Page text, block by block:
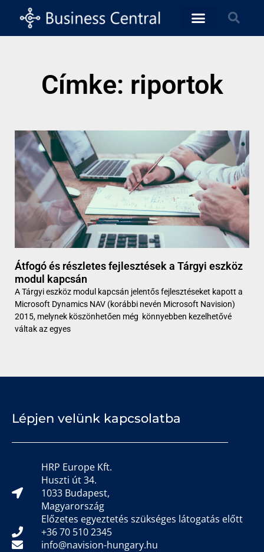
Címke: riportok
Átfogó és részletes fejlesztések a Tárgyi eszköz
modul kapcsán
A Tárgyi eszköz modul kapcsán jelentős fejlesztéseket kapott a
Microsoft Dynamics NAV (korábbi nevén Microsoft Navision)
2015, melynek köszönhetően még könnyebben kezelhetővé
váltak az egyes
Lépjen velünk kapcsolatba
HRP Europe Kft.
Huszti út 34.
1033 Budapest,
Magyarország
Előzetes egyeztetés szükséges látogatás előtt
+36 70 510 2345
info@navision-hungary.hu